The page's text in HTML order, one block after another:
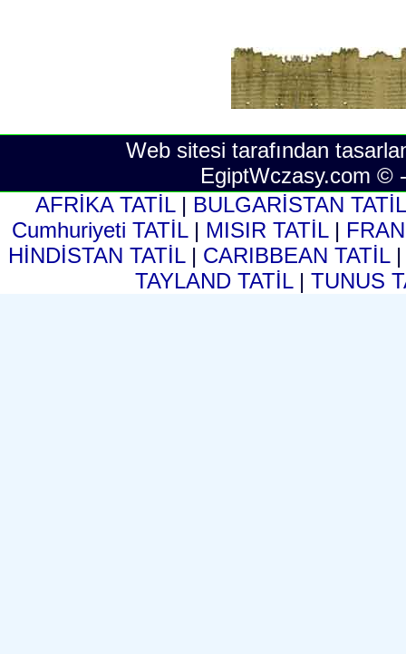
Web sitesi tarafından
EgiptWczasy.com ©
AFRİKA TATİL | BULGARİSTAN
Cumhuriyeti TATİL | MISIR TATİL |
HİNDİSTAN TATİL | CARIBBEAN TATİL
TAYLAND TATİL |TUNUS